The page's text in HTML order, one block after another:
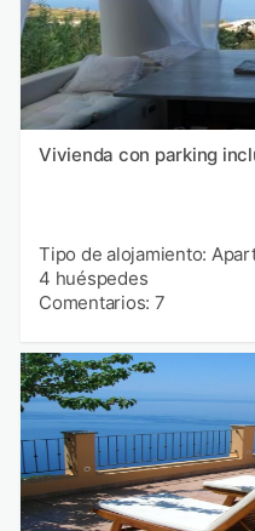
Vivienda con parking
Tipo de alojamiento:
4 huéspedes
Comentarios: 7